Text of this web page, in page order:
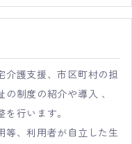
介護支援、市区町村の担
制度の紹介や導入 、
行います。
等、利用者が自立した生